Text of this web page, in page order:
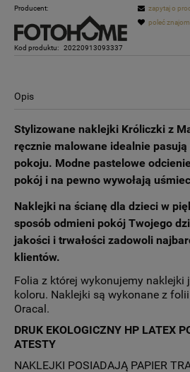
Producent:
Kod produktu: 20220913093337
zapytaj o
poleć
Opis
Stylizowane naklejki Króliczki z
ręcznie malowane idealnie
pokoju. Modne pastelowe
pokój i na pewno wywołają
Naklejki na ścianę dla dzieci w
sposób odmieni pokój Twojego
jakości i trwałości zadowoli
klientów.
Folia z której wykonujemy naklejki
koloru. Naklejki są wykonane z
Oracal.
DRUK EKOLOGICZNY HP LATEX
ATESTY
NAKLEJKI POSIADAJĄ PAPIER